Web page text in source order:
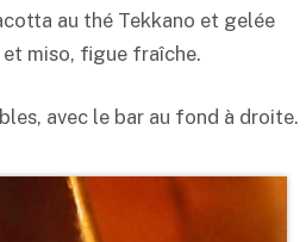
au thé Tekkano et gelée
miso, figue fraîche.
avec le bar au fond à droite.